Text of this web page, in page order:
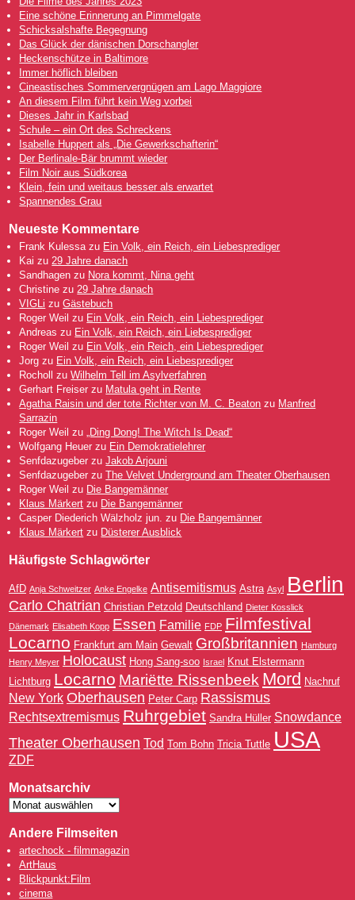
Eine schöne Erinnerung an Pimmelgate
Schicksalshafte Begegnung
Das Glück der dänischen Dorschangler
Heckenschütze in Baltimore
Immer höflich bleiben
Cineastisches Sommervergnügen am Lago Maggiore
An diesem Film führt kein Weg vorbei
Dieses Jahr in Karlsbad
Schule – ein Ort des Schreckens
Isabelle Huppert als „Die Gewerkschafterin“
Der Berlinale-Bär brummt wieder
Film Noir aus Südkorea
Klein, fein und weitaus besser als erwartet
Spannendes Grau
Neueste Kommentare
Frank Kulessa zu Ein Volk, ein Reich, ein Liebesprediger
Kai zu 29 Jahre danach
Sandhagen zu Nora kommt, Nina geht
Christine zu 29 Jahre danach
VIGLi zuGästebuch
Roger Weil zu Ein Volk, ein Reich, ein Liebesprediger
Andreas zu Ein Volk, ein Reich, ein Liebesprediger
Roger Weil zu Ein Volk, ein Reich, ein Liebesprediger
Jorg zu Ein Volk, ein Reich, ein Liebesprediger
Rocholl
zuWilhelm Tell im Asylverfahren
Gerhart Freiser zu Matula geht in Rente
Agatha Raisin und der tote Richter von M. C. Beaton zu Manfred
Sarrazin
Roger Weil zu
„Ding Dong! The Witch Is Dead“
Wolfgang Heuer zu Ein Demokratielehrer
Senfdazugeber zuJakob Arjouni
Senfdazugeber zuThe Velvet Underground am Theater Oberhausen
Roger Weil zu Die Bangemänner
Klaus Märkert zu Die Bangemänner
Casper Diederich Wälzholz jun. zu Die Bangemänner
Klaus Märkert zu Düsterer Ausblick
Häufigste Schlagwörter
AfD Anja Schweitzer Anke Engelke Antisemitismus Astra Asyl Berlin
Carlo Chatrian Christian Petzold Deutschland Dieter Kosslick
Dänemark Elisabeth Kopp Essen Familie FDP Filmfestival
Locarno Frankfurt am Main Gewalt Großbritannien Hamburg
Henry Meyer Holocaust Hong Sang-soo Israel Knut Elstermann
Lichtburg Locarno Mariëtte Rissenbeek Mord Nachruf
New York Oberhausen Peter Carp Rassismus
Rechtsextremismus Ruhrgebiet Sandra Hüller Snowdance
Theater Oberhausen Tod Tom Bohn Tricia Tuttle USA
ZDF
Monatsarchiv
Andere Filmseiten
artechock - filmmagazin
ArtHaus
Blickpunkt:Film
cinema